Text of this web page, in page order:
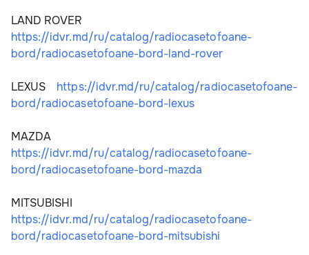
https://idvr.md/ru/catalog/radiocasetofoane-
bord/radiocasetofoane-bord-land-rover
LEXUS https://idvr.md/ru/catalog/radiocasetofoane-
bord/radiocasetofoane-bord-lexus
https://idvr.md/ru/catalog/radiocasetofoane-
bord/radiocasetofoane-bord-mazda
https://idvr.md/ru/catalog/radiocasetofoane-
bord/radiocasetofoane-bord-mitsubishi